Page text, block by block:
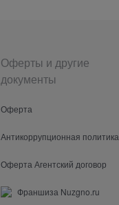
Оферты и другие
документы
Оферта
Антикоррупционная политика
Оферта Агентский договор
Франшиза Nuzgno.ru